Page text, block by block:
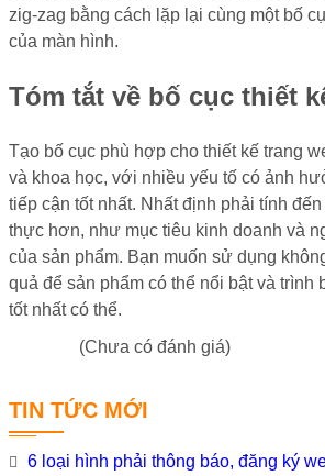
TIN TỨC MỚI
6 loại hình phải thông báo, đăng ký
zig-zag bằng cách lặp lại cùng một bố
của màn hình.
Tóm tắt về bố cục thiết
Tạo bố cục phù hợp cho thiết kế trang
và khoa học, với nhiều yếu tố có ảnh
tiếp cận tốt nhất. Nhất định phải tính
thực hơn, như mục tiêu kinh doanh và
của sản phẩm. Bạn muốn sử dụng
quả để sản phẩm có thể nổi bật và trình
tốt nhất có thể.
(Chưa có đánh giá)